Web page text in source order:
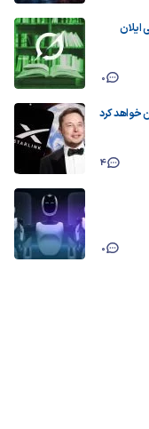
ایلان
0
خواهد کرد
4
0